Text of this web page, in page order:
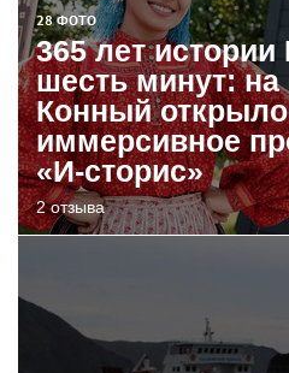
28 ФОТО
365 лет истории
шесть минут: на
Конный
иммерсивное
«И-сторис»
2 отзыва